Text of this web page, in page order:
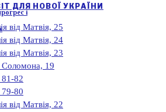
і
ДЛЯ НОВОЇ УКРАЇНИ
від Матвія, 25
від Матвія, 24
від Матвія, 23
19
82
80
від Матвія, 22